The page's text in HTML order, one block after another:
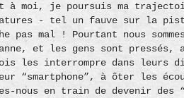
à moi, je poursuis ma
- tel un fauve sur la
pas mal ! Pourtant nous
et les gens sont
les interrompre dans leurs
“smartphone”, à ôter les
nous en train de devenir